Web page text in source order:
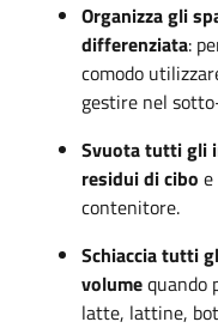
Organizza gli
differenziata:
comodo
gestire nel
Svuota tutti gli
residui di cibo
contenitore.
Schiaccia tutti
volumequando
latte, lattine,